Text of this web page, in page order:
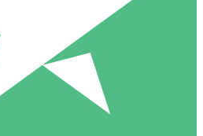
1000